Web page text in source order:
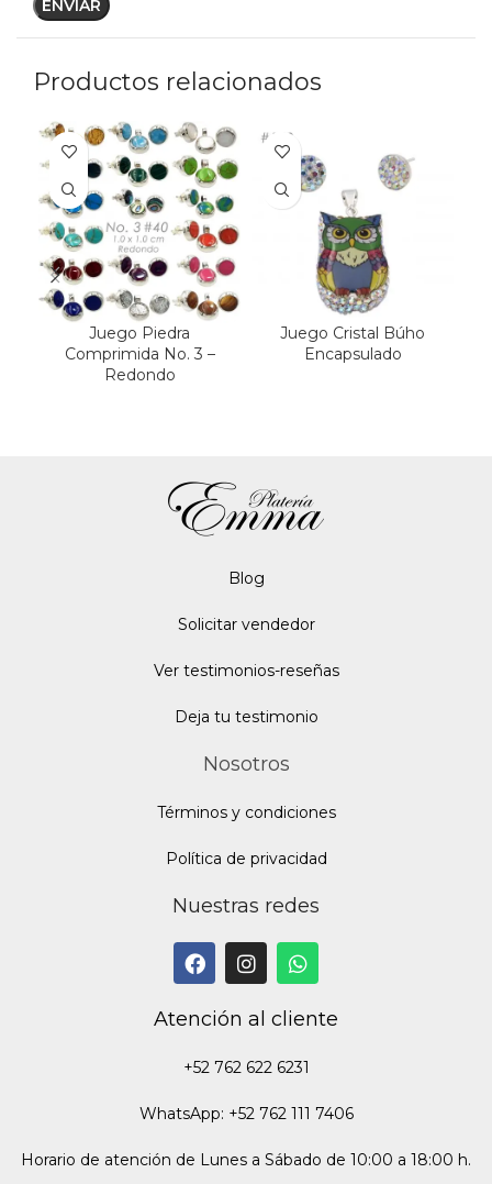
Productos relacionados
Juego Piedra
Comprimida No. 3 –
Redondo
Juego Cristal Búho
Encapsulado
Blog
Solicitar vendedor
Ver testimonios-reseñas
Deja tu testimonio
Nosotros
Términos y condiciones
Política de privacidad
Nuestras redes
Atención al cliente
+52 762 622 6231
WhatsApp: +52 762 111 7406
Horario de atención de Lunes a Sábado de 10:00 a 18:00 h.